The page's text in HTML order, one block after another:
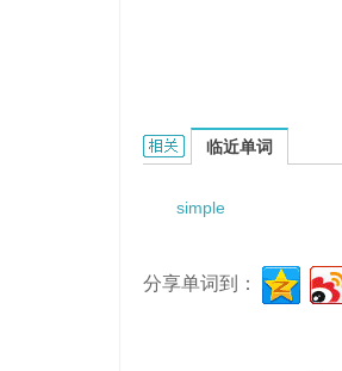
simple glycosylation的相
临近单词
simple
分享单词到：